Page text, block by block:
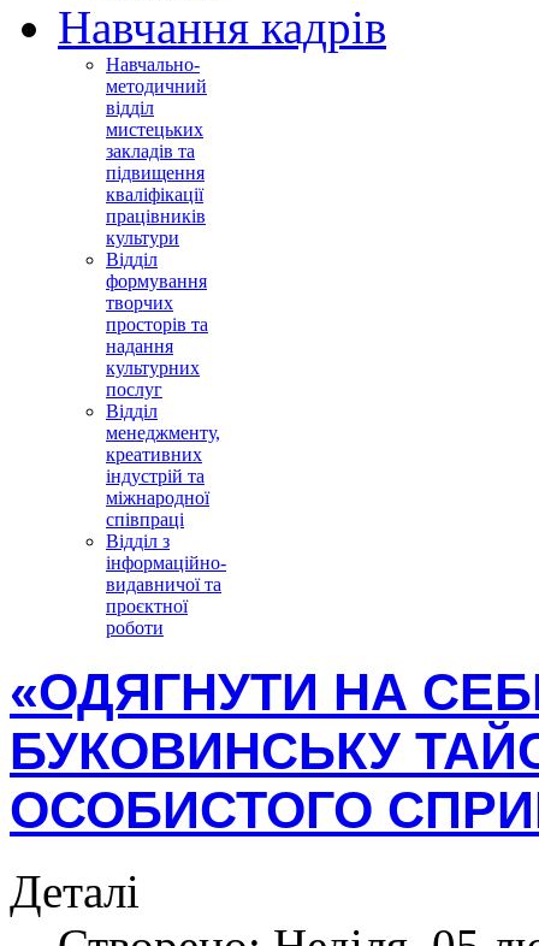
Навчання кадрів
Навчально-
методичний
відділ
мистецьких
закладів та
підвищення
кваліфікації
працівників
культури
Відділ
формування
творчих
просторів та
надання
культурних
послуг
Відділ
менеджменту,
креативних
індустрій та
міжнародної
співпраці
Відділ з
інформаційно-
видавничої та
проєктної
роботи
«ОДЯГНУТИ НА
БУКОВИНСЬКУ
ОСОБИСТОГО
Деталі